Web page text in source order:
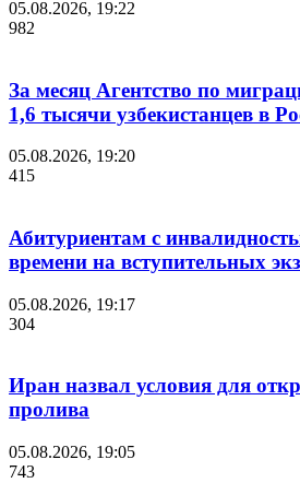
05.08.2026, 19:22
982
За месяц Агентство по
1,6 тысячи узбекистанцев в
05.08.2026, 19:20
415
Абитуриентам с
времени на вступительных
05.08.2026, 19:17
304
Иран назвал условия для
пролива
05.08.2026, 19:05
743